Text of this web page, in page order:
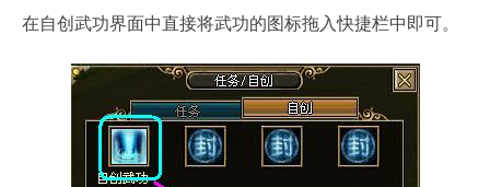
在自创武功界面中直接将武功的图标拖入快捷栏中即可。